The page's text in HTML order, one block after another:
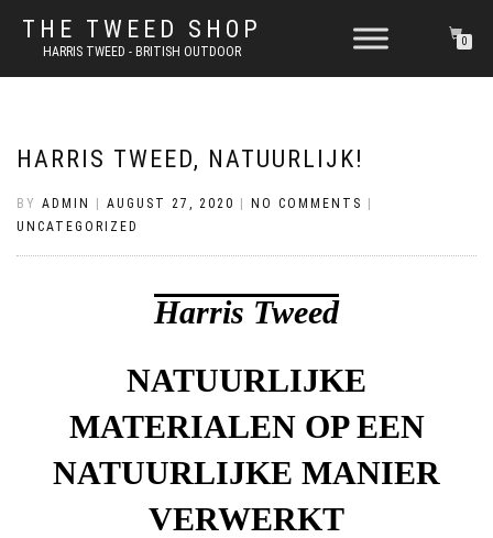
THE TWEED SHOP
HARRIS TWEED - BRITISH OUTDOOR
0
HARRIS TWEED, NATUURLIJK!
BY ADMIN AUGUST 27, 2020 NO COMMENTS
UNCATEGORIZED
Harris Tweed
NATUURLIJKE
MATERIALEN OP EEN
NATUURLIJKE MANIER
VERWERKT